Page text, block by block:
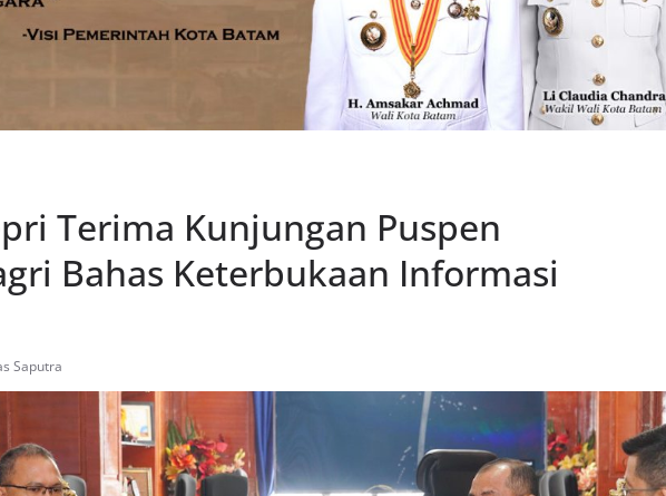
Terima Kunjungan Puspen
Bahas Keterbukaan Informasi
Saputra